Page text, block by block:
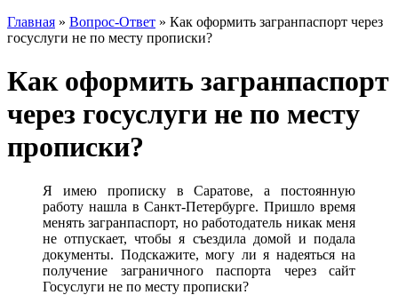
Главная » Вопрос-Ответ » Как оформить загранпаспорт через
госуслуги не по месту прописки?
Как оформить загранпаспорт
через госуслуги не по месту
прописки?
Я имею прописку в Саратове, а постоянную
работу нашла в Санкт-Петербурге. Пришло время
менять загранпаспорт, но работодатель никак меня
не отпускает, чтобы я съездила домой и подала
документы. Подскажите, могу ли я надеяться на
получение заграничного паспорта через сайт
Госуслуги не по месту прописки?